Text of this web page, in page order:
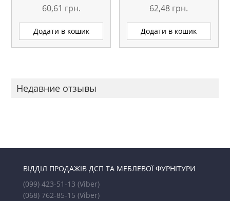
60,61 грн.
Додати в кошик
62,48 грн.
Додати в кошик
Недавние отзывы
ВІДДІЛ ПРОДАЖІВ ДСП ТА МЕБЛЕВОЇ ФУРНІТУРИ
(099) 423-51-13 (Viber)
(068) 762-85-15 (Viber)